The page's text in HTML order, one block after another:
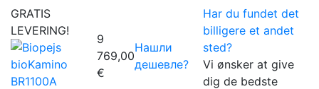
GRATIS
LEVERING!
9
769,00
€
Нашли
дешевле?
Har du fundet det
billigere et andet
sted?
Vi ønsker at give
dig de bedste